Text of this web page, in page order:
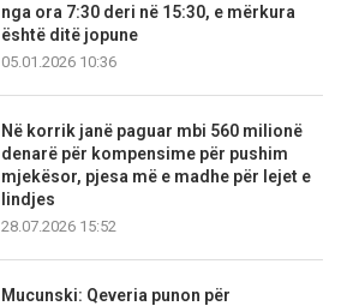
nga ora 7:30 deri në 15:30, e mërkura
është ditë jopune
05.01.2026 10:36
Në korrik janë paguar mbi 560 milionë
denarë për kompensime për pushim
mjekësor, pjesa më e madhe për lejet e
lindjes
28.07.2026 15:52
Mucunski: Qeveria punon për